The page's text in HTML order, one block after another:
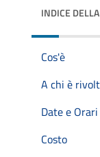
INDICE
Cos'è
A chi è
Date e Orari
Costo